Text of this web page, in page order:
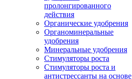
пролонгированного
действия
Органические удобрения
Органоминеральные
удобрения
Минеральные удобрения
Стимуляторы роста
Стимуляторы роста и
антистрессанты на основе